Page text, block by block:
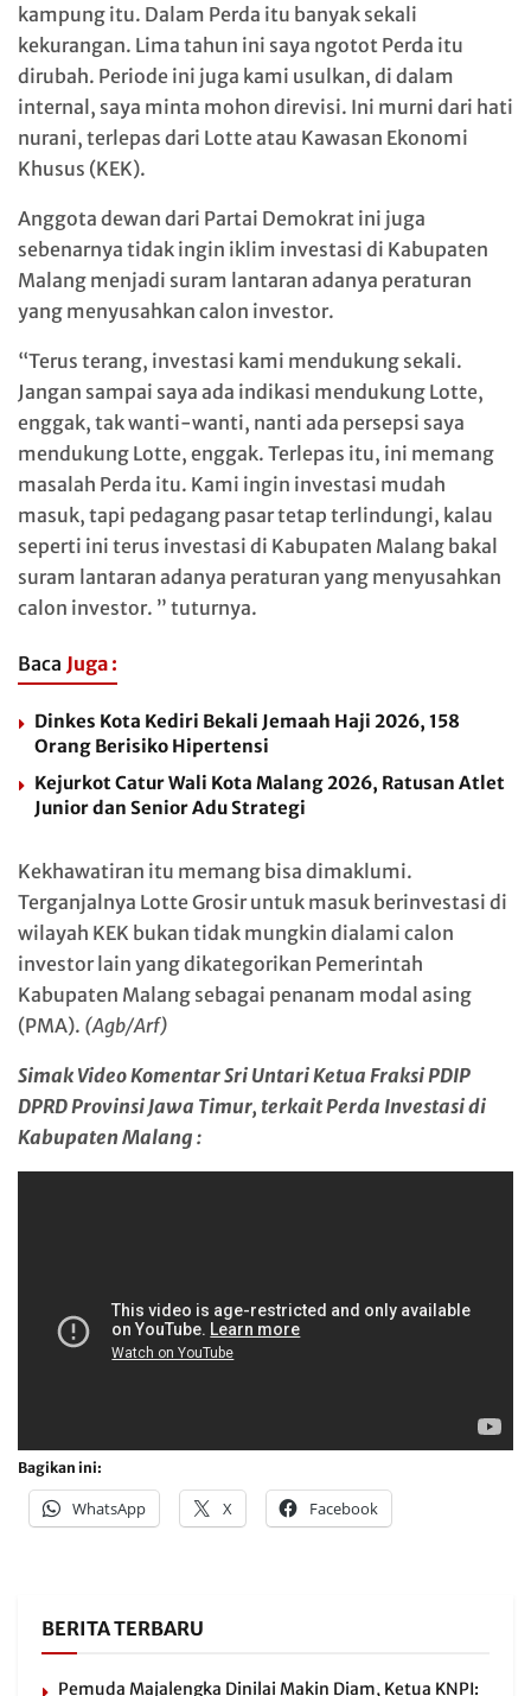
kampung itu. Dalam Perda itu banyak sekali
kekurangan. Lima tahun ini saya ngotot Perda itu
dirubah. Periode ini juga kami usulkan, di dalam
internal, saya minta mohon direvisi. Ini murni dari hati
nurani, terlepas dari Lotte atau Kawasan Ekonomi
Khusus (KEK).
Anggota dewan dari Partai Demokrat ini juga
sebenarnya tidak ingin iklim investasi di Kabupaten
Malang menjadi suram lantaran adanya peraturan
yang menyusahkan calon investor.
“Terus terang, investasi kami mendukung sekali.
Jangan sampai saya ada indikasi mendukung Lotte,
enggak, tak wanti-wanti, nanti ada persepsi saya
mendukung Lotte, enggak. Terlepas itu, ini memang
masalah Perda itu. Kami ingin investasi mudah
masuk, tapi pedagang pasar tetap terlindungi, kalau
seperti ini terus investasi di Kabupaten Malang bakal
suram lantaran adanya peraturan yang menyusahkan
calon investor. ” tuturnya.
Baca Juga :
Dinkes Kota Kediri Bekali Jemaah Haji 2026, 158
Orang Berisiko Hipertensi
Kejurkot Catur Wali Kota Malang 2026, Ratusan Atlet
Junior dan Senior Adu Strategi
Kekhawatiran itu memang bisa dimaklumi.
Terganjalnya Lotte Grosir untuk masuk berinvestasi di
wilayah KEK bukan tidak mungkin dialami calon
investor lain yang dikategorikan Pemerintah
Kabupaten Malang sebagai penanam modal asing
(PMA). (Agb/Arf)
Simak Video Komentar Sri Untari Ketua Fraksi PDIP
DPRD Provinsi Jawa Timur, terkait Perda Investasi di
Kabupaten Malang :
Bagikan ini:
WhatsApp X Facebook
BERITA TERBARU
Pemuda Majalengka Dinilai Makin Diam, Ketua KNPI: